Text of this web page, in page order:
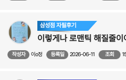
삼성점 자필후기
이렇게나 로맨틱 해질줄이
작성자 이o정 등록일 2026-06-11 조회